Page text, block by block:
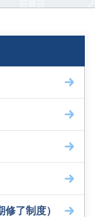
了制度）